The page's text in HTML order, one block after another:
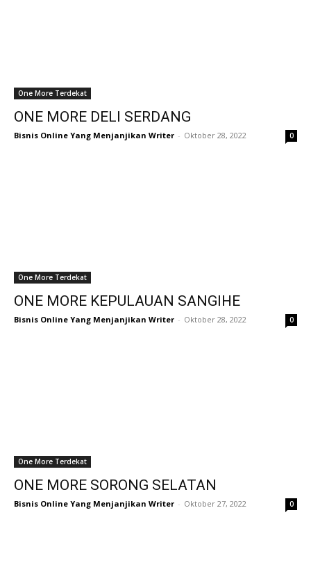
One More Terdekat
ONE MORE DELI SERDANG
Bisnis Online Yang Menjanjikan Writer - Oktober 28, 2022 0
One More Terdekat
ONE MORE KEPULAUAN SANGIHE
Bisnis Online Yang Menjanjikan Writer - Oktober 28, 2022 0
One More Terdekat
ONE MORE SORONG SELATAN
Bisnis Online Yang Menjanjikan Writer - Oktober 27, 2022 0